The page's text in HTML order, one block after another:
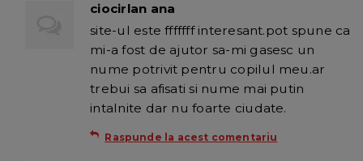
ciocirlan ana
site-ul este fffffff interesant.pot spune ca
mi-a fost de ajutor sa-mi gasesc un
nume potrivit pentru copilul meu.ar
trebui sa afisati si nume mai putin
intalnite dar nu foarte ciudate.
Raspunde la acest comentariu